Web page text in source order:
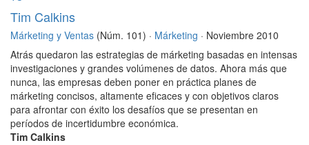
Tim Calkins
Márketing y Ventas (Núm. 101) · Márketing · Noviembre 2010
Atrás quedaron las estrategias de márketing basadas en intensas
investigaciones y grandes volúmenes de datos. Ahora más que
nunca, las empresas deben poner en práctica planes de
márketing concisos, altamente eficaces y con objetivos claros
para afrontar con éxito los desafíos que se presentan en
períodos de incertidumbre económica.
Tim Calkins